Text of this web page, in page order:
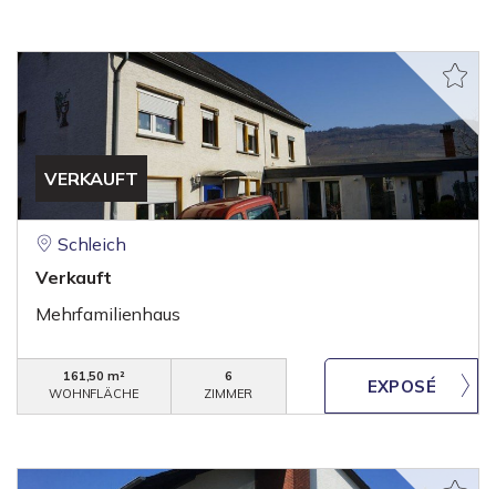
VERKAUFT
Schleich
Verkauft
Mehrfamilienhaus
161,50 m²
WOHNFLÄCHE
6
ZIMMER